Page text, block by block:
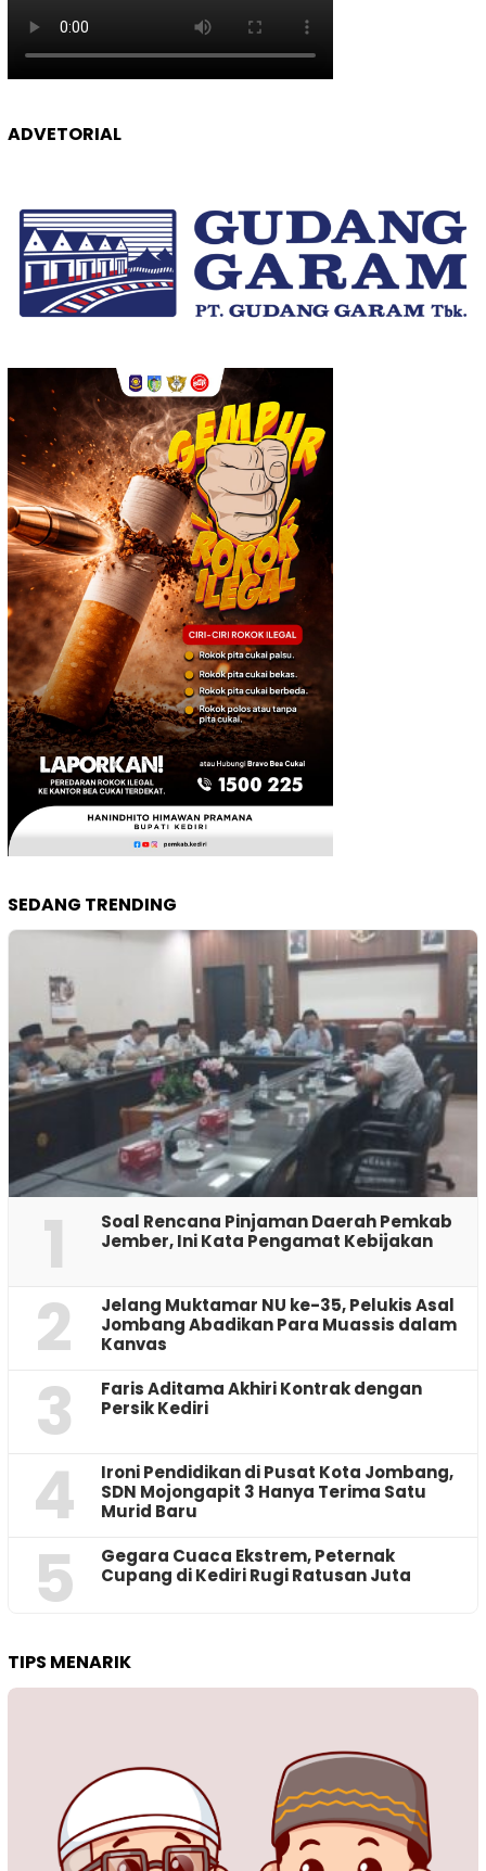
ADVETORIAL
SEDANG TRENDING
1
‎Soal Rencana Pinjaman Daerah Pemkab
Jember, Ini Kata Pengamat Kebijakan ‎
2
Jelang Muktamar NU ke-35, Pelukis Asal
Jombang Abadikan Para Muassis dalam
Kanvas
3
Faris Aditama Akhiri Kontrak dengan
Persik Kediri
4
Ironi Pendidikan di Pusat Kota Jombang,
SDN Mojongapit 3 Hanya Terima Satu
Murid Baru
5
‎Gegara Cuaca Ekstrem, Peternak
Cupang di Kediri Rugi Ratusan Juta
TIPS MENARIK